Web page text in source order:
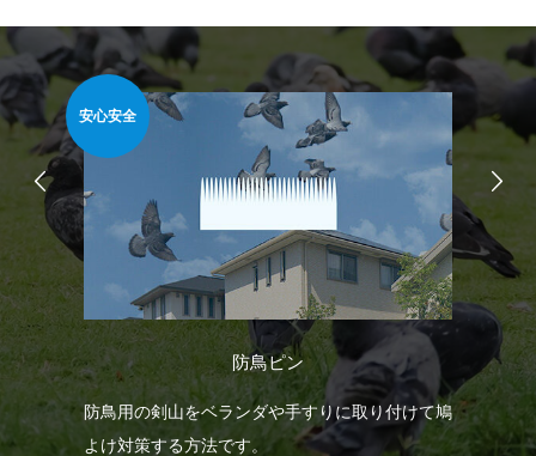
安心安全
防鳥ピン
防鳥用の剣山をベランダや手すりに取り付けて鳩
よけ対策する方法です。